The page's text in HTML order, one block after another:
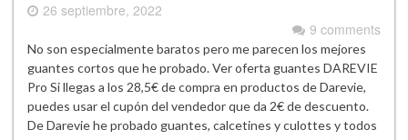
26 septiembre, 2022
9 comments
No son especialmente baratos pero me parecen los mejores
guantes cortos que he probado. Ver oferta guantes DAREVIE
Pro Si llegas a los 28,5€ de compra en productos de Darevie,
puedes usar el cupón del vendedor que da 2€ de descuento.
De Darevie he probado guantes, calcetines y culottes y todos